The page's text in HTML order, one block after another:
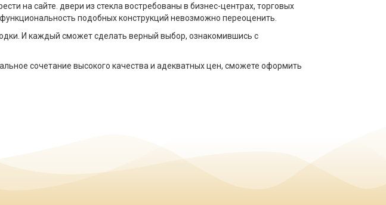
на сайте. двери из стекла востребованы в бизнес-центрах, торговых
подобных конструкций невозможно переоценить. ⠀
И каждый сможет сделать верный выбор, ознакомившись с
сочетание высокого качества и адекватных цен, сможете оформить